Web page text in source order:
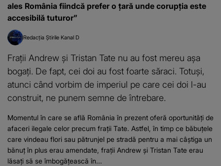
ales România fiindcă prefer o țară unde corupția este
accesibilă tuturor”
Redacția Știrile Kanal D
Frații Andrew și Tristan Tate nu au fost mereu așa
bogați. De fapt, cei doi au fost foarte săraci. Totuși,
atunci când vorbim de imperiul pe care cei doi l-au
construit, ne punem semne de întrebare.
Momentul în care se află România în prezent oferă oportunități de
afaceri ilegale celor precum frații Tate. Astfel, în timp ce băbuțele
care vindeau flori sau pătrunjel pe stradă pentru a mai câștiga un
bănuț în plus erau amendate, frații Andrew și Tristan Tate erau
lăsați să se îmbogățească în...